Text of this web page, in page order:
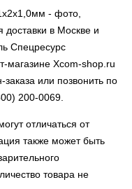
- фото,
доставки в Москве и
Спецресурс
магазине Xcom-shop.ru
или позвонить по
200-0069
отличаться от
также может быть
товара не